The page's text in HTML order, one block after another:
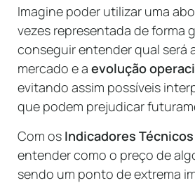
Imagine poder utilizar uma
vezes representada de forma
conseguir entender qual será
mercado e a evolução
evitando assim possíveis
que podem prejudicar
Com os Indicadores Técnicos
entender como o preço de
sendo um ponto de extrema